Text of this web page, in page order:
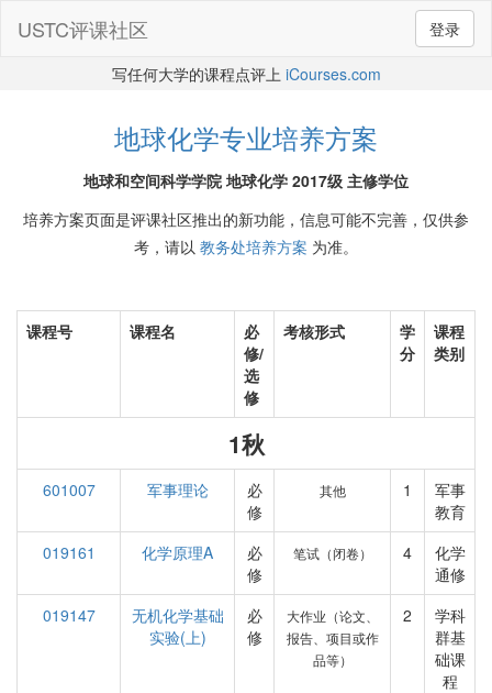
登录
USTC评课社区
写任何大学的课程点评上 iCourses.com
地球化学专业培养方案
地球和空间科学学院 地球化学 2017级 主修学位
培养方案页面是评课社区推出的新功能，信息可能不完善，仅供参
考，请以 教务处培养方案 为准。
课程号 课程名
必
修/
选
修
考核形式
学
分
课程
类别
1秋
601007 军事理论
必
修
其他 1
军事
教育
019161
化学原理A
必
修
笔试（闭卷） 4
化学
通修
019147
无机化学基础
实验(上)
必
修
大作业（论文、
报告、项目或作
品等）
2
学科
群基
础课
程